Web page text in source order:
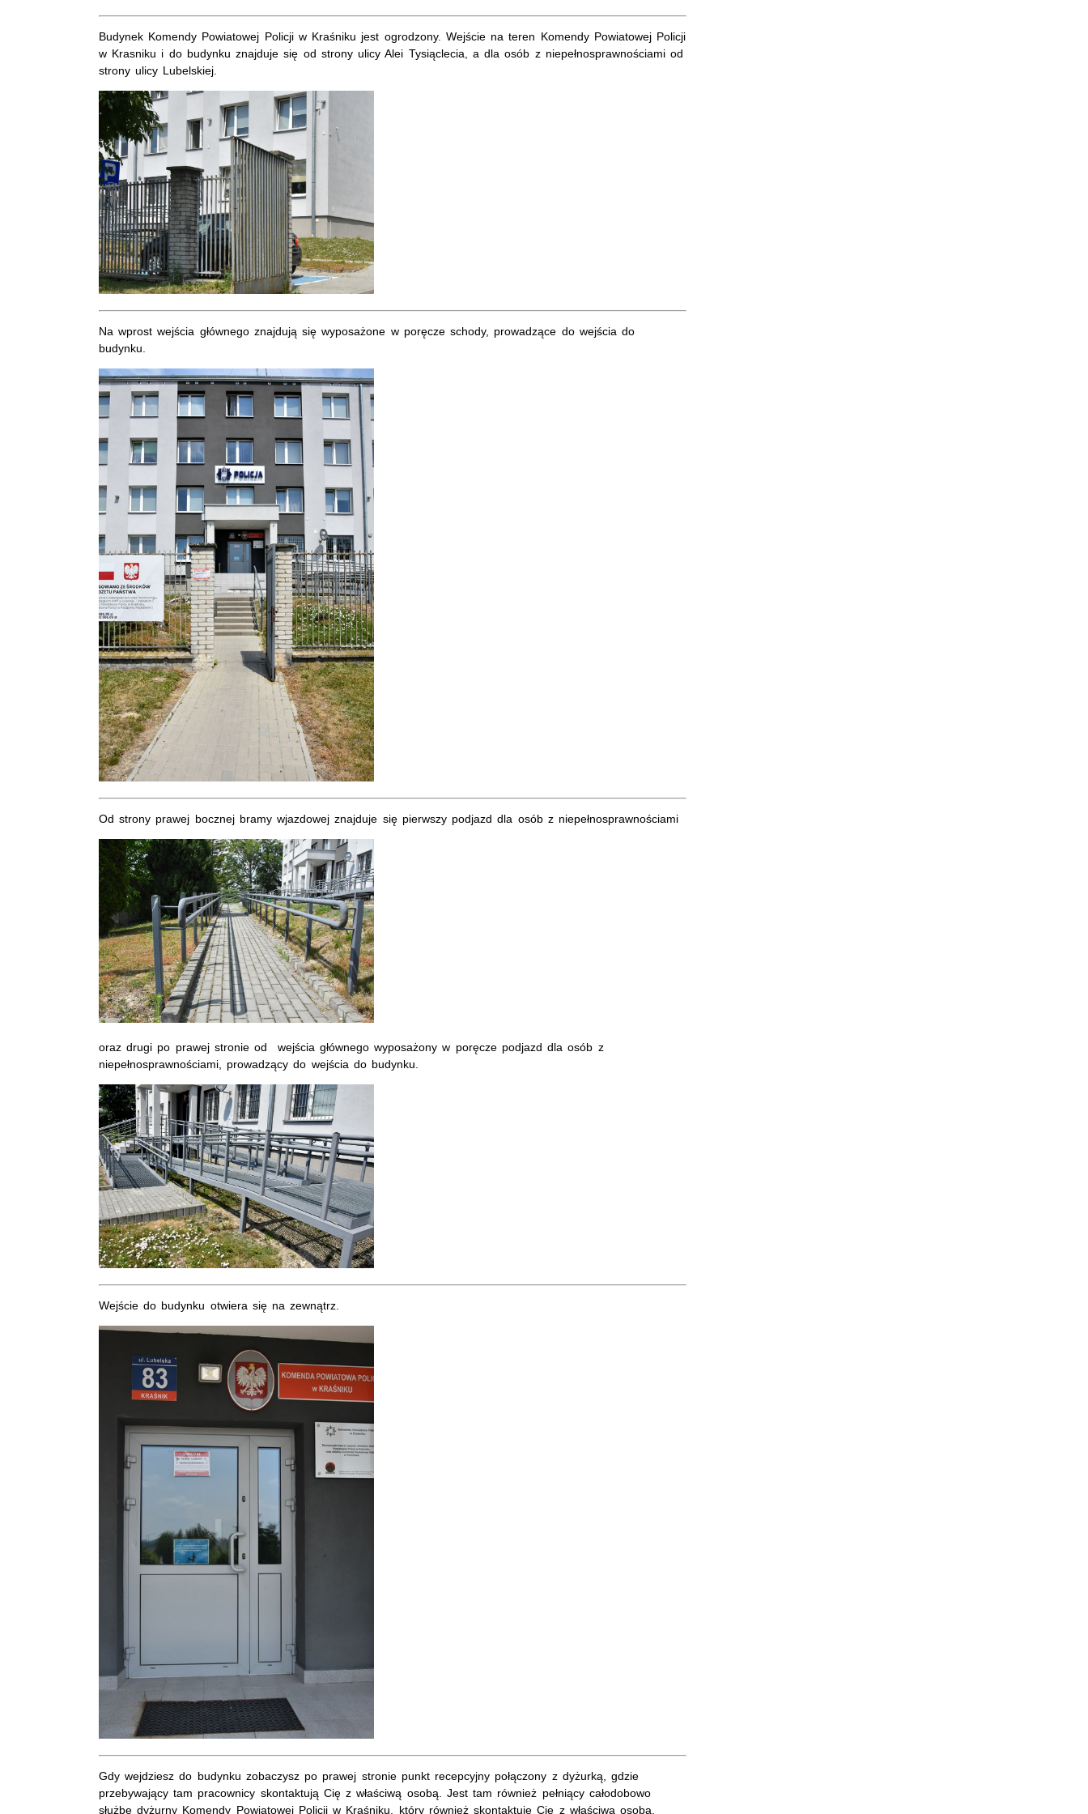
Budynek Komendy Powiatowej Policji w Kraśniku jest ogrodzony. Wejście na teren Komendy Powiatowej Policji
w Krasniku i do budynku znajduje się od strony ulicy Alei Tysiąclecia, a dla osób z niepełnosprawnościami od
strony ulicy Lubelskiej.
Na wprost wejścia głównego znajdują się wyposażone w poręcze schody, prowadzące do wejścia do
budynku.
Od strony prawej bocznej bramy wjazdowej znajduje się pierwszy podjazd dla osób z niepełnosprawnościami
oraz drugi po prawej stronie od wejścia głównego wyposażony w poręcze podjazd dla osób z
niepełnosprawnościami, prowadzący do wejścia do budynku.
Wejście do budynku otwiera się na zewnątrz.
Gdy wejdziesz do budynku zobaczysz po prawej stronie punkt recepcyjny połączony z dyżurką, gdzie
przebywający tam pracownicy skontaktują Cię z właściwą osobą. Jest tam również pełniący całodobowo
służbę dyżurny Komendy Powiatowej Policji w Kraśniku, który również skontaktuje Cię z właściwą osobą.